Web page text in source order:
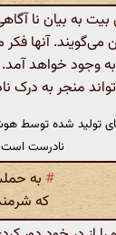
بیان نا آگاهی
آنها فکر
وجود خواهد
منجر به درک
تولید شده توسط
نادرست است
# به
که